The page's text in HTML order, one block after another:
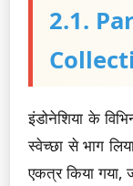
2.1.
इंडोनेशिया के
स्वेच्छा से भाग
एकत्र किया गया,